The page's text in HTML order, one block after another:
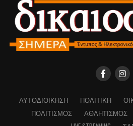
ΑΥΤΟΔΙΟΊΚΗΣΗ ΠΟΛΙΤΙΚΉ
ΠΟΛΙΤΙΣΜΌΣ
ΑΘΛΗΤΙΣΜΌΣ